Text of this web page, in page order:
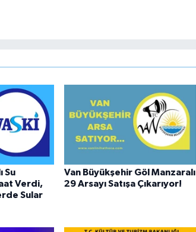
tercih etmiştir.
Su
Verdi,
Sular
Van Büyükşehir Göl Manzaralı
29 Arsayı Satışa Çıkarıyor!